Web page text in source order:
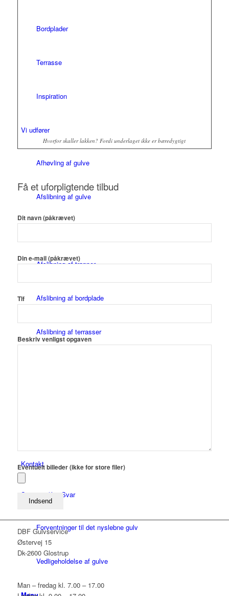
Bordplader
Terrasse
Inspiration
Vi udfører
Afhøvling af gulve
Afslibning af gulve
Afslibning af trapper
Afslibning af bordplade
Afslibning af terrasser
Kontakt
Spørgsmål & Svar
Forventninger til det nyslebne gulv
Vedligeholdelse af gulve
Hvorfor skaller lakken? Fordi underlaget ikke er bæredygtigt
Få et uforpligtende tilbud
Dit navn (påkrævet)
Din e-mail (påkrævet)
Tlf
Beskriv venligst opgaven
Eventuelt billeder (ikke for store filer)
DBF Gulvservice
Østervej 15
Dk-2600 Glostrup
Man – fredag kl. 7.00 – 17.00